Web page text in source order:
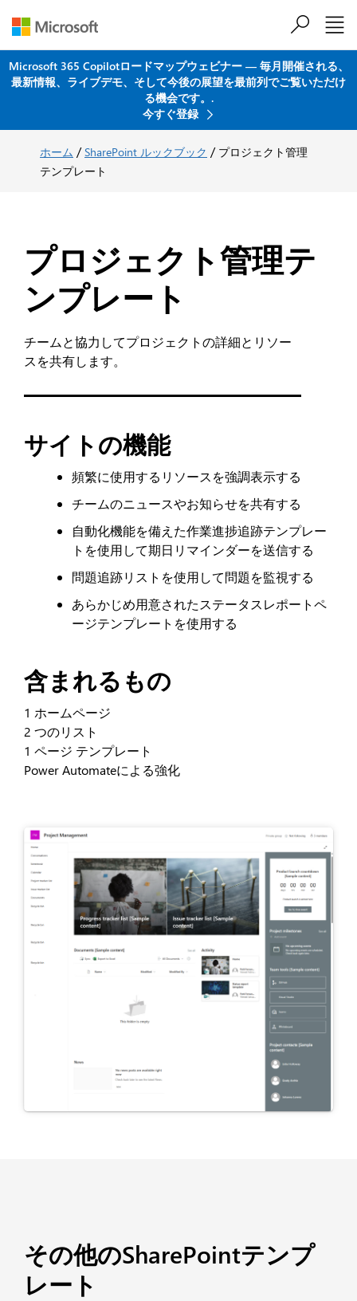
Microsoft 365 Copilotロードマップウェビナー ― 毎月開催される、
最新情報、ライブデモ、そして今後の展望を最前列でご覧いただけ
る機会です。.
今すぐ登録
ホーム /SharePoint ルックブック / プロジェクト管理
テンプレート
プロジェクト管理テ
ンプレート
チームと協力してプロジェクトの詳細とリソー
スを共有します。
サイトの機能
頻繁に使用するリソースを強調表示する
チームのニュースやお知らせを共有する
自動化機能を備えた作業進捗追跡テンプレー
トを使用して期日リマインダーを送信する
問題追跡リストを使用して問題を監視する
あらかじめ用意されたステータスレポートペ
ージテンプレートを使用する
含まれるもの
1 ホームページ
2 つのリスト
1 ページ テンプレート
Power Automateによる強化
その他のSharePointテンプ
レート